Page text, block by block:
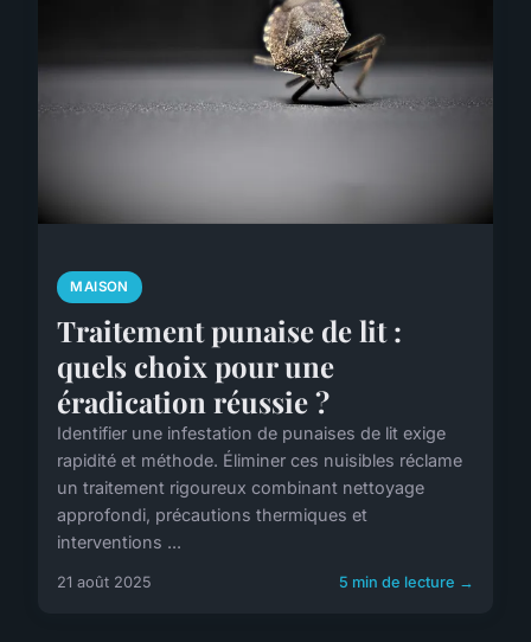
MAISON
Traitement punaise de lit :
quels choix pour une
éradication réussie ?
Identifier une infestation de punaises de lit exige
rapidité et méthode. Éliminer ces nuisibles réclame
un traitement rigoureux combinant nettoyage
approfondi, précautions thermiques et
interventions ...
21 août 2025 5 min de lecture →